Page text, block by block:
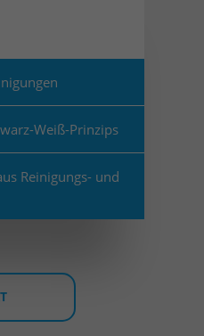
Weiß-Prinzips
Reinigungs- und